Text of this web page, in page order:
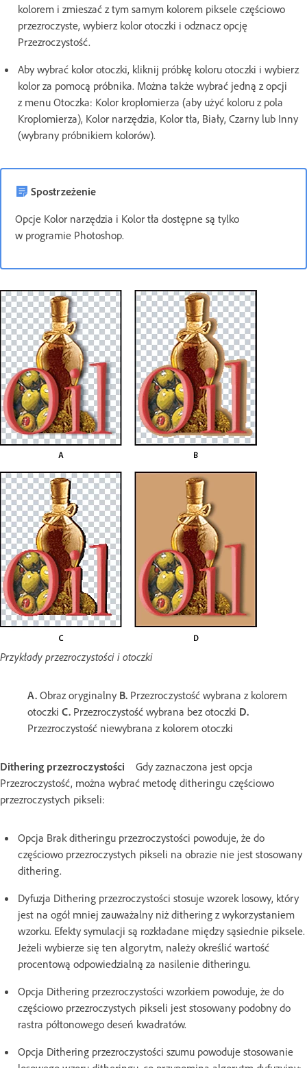
kolorem i zmieszać z tym samym kolorem piksele częściowo
przezroczyste, wybierz kolor otoczki i odznacz opcję
Przezroczystość.
Aby wybrać kolor otoczki, kliknij próbkę koloru otoczki i wybierz
kolor za pomocą próbnika. Można także wybrać jedną z opcji
z menu Otoczka: Kolor kroplomierza (aby użyć koloru z pola
Kroplomierza), Kolor narzędzia, Kolor tła, Biały, Czarny lub Inny
(wybrany próbnikiem kolorów).
Spostrzeżenie
Opcje Kolor narzędzia i Kolor tła dostępne są tylko
w programie Photoshop.
Przykłady przezroczystości i otoczki
A. Obraz oryginalny B. Przezroczystość wybrana z kolorem
otoczki C. Przezroczystość wybrana bez otoczki D.
Przezroczystość niewybrana z kolorem otoczki
Dithering przezroczystości
Gdy zaznaczona jest opcja
Przezroczystość, można wybrać metodę ditheringu częściowo
przezroczystych pikseli:
Opcja Brak ditheringu przezroczystości powoduje, że do
częściowo przezroczystych pikseli na obrazie nie jest stosowany
dithering.
Dyfuzja Dithering przezroczystości stosuje wzorek losowy, który
jest na ogół mniej zauważalny niż dithering z wykorzystaniem
wzorku. Efekty symulacji są rozkładane między sąsiednie piksele.
Jeżeli wybierze się ten algorytm, należy określić wartość
procentową odpowiedzialną za nasilenie ditheringu.
Opcja Dithering przezroczystości wzorkiem powoduje, że do
częściowo przezroczystych pikseli jest stosowany podobny do
rastra półtonowego deseń kwadratów.
Opcja Dithering przezroczystości szumu powoduje stosowanie